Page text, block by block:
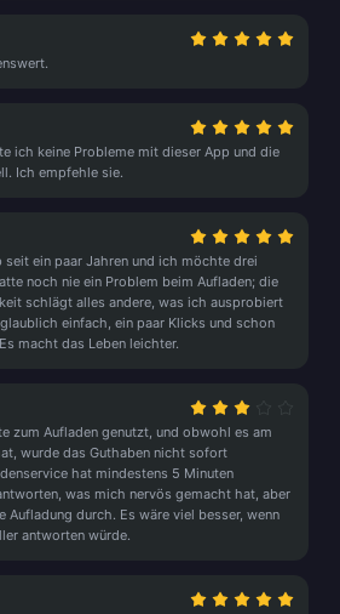
ich keine Probleme mit dieser App und die
Ich empfehle sie.
seit ein paar Jahren und ich möchte drei
noch nie ein Problem beim Aufladen; die
schlägt alles andere, was ich ausprobiert
einfach, ein paar Klicks und schon
macht das Leben leichter.
zum Aufladen genutzt, und obwohl es am
wurde das Guthaben nicht sofort
hat mindestens 5 Minuten
was mich nervös gemacht hat, aber
Aufladung durch. Es wäre viel besser, wenn
antworten würde.